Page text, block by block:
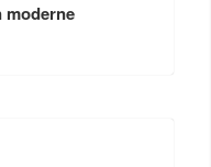
moderne